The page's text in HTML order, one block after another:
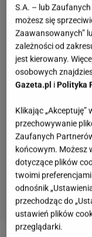
S.A. – lub
możesz się
Zaawansowanych”
zależności od
jest kierowany.
osobowych
Gazeta.pl iPolityka
Klikając
przechowywanie
Zaufanych
końcowym. Możesz
dotyczące plików
twoimi
odnośnik
przechodząc do
ustawień plików
przeglądarki.